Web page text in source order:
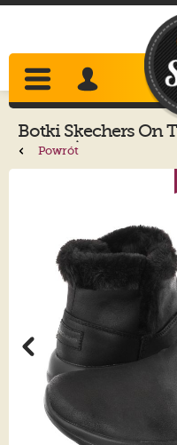
Botki Skechers On
144013/BBK
Powrót